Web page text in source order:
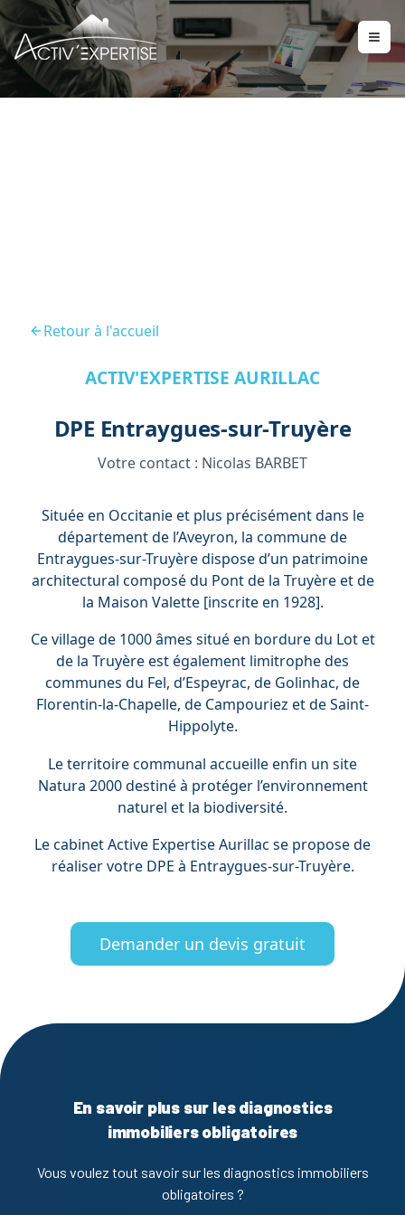
Retour à l'accueil
ACTIV'EXPERTISE AURILLAC
DPE Entraygues-sur-Truyère
Votre contact : Nicolas BARBET
Située en Occitanie et plus précisément dans le
département de l’Aveyron, la commune de
Entraygues-sur-Truyère dispose d’un patrimoine
architectural composé du Pont de la Truyère et de
la Maison Valette [inscrite en 1928].
Ce village de 1000 âmes situé en bordure du Lot et
de la Truyère est également limitrophe des
communes du Fel, d’Espeyrac, de Golinhac, de
Florentin-la-Chapelle, de Campouriez et de Saint-
Hippolyte.
Le territoire communal accueille enfin un site
Natura 2000 destiné à protéger l’environnement
naturel et la biodiversité.
Le cabinet Active Expertise Aurillac se propose de
réaliser votre DPE à Entraygues-sur-Truyère.
Demander un devis gratuit
En savoir plus sur les diagnostics
immobiliers obligatoires
Vous voulez tout savoir sur les diagnostics immobiliers
obligatoires ?